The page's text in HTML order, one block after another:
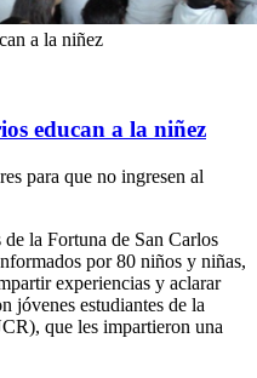
a la niñez
educan a la niñez
para que no ingresen al
la Fortuna de San Carlos
por 80 niños y niñas,
experiencias y aclarar
jóvenes estudiantes de la
que les impartieron una